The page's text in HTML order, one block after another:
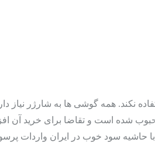
همه گوشی ها به شارژر نیاز
شده است و تقاضا برای خرید آن